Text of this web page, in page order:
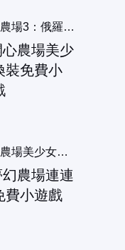
瘋狂農場3：俄羅斯輪盤
開心農場美少女換裝